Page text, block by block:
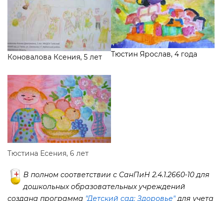
Коновалова Ксения, 5 лет Тюстин Ярослав, 4 года
Тюстина Есения, 6 лет
полном соответствии с СанПиН 2.4.1.2660-10 для
дошкольных образовательных учреждений
создана программа "Детский сад: Здоровье"для учета